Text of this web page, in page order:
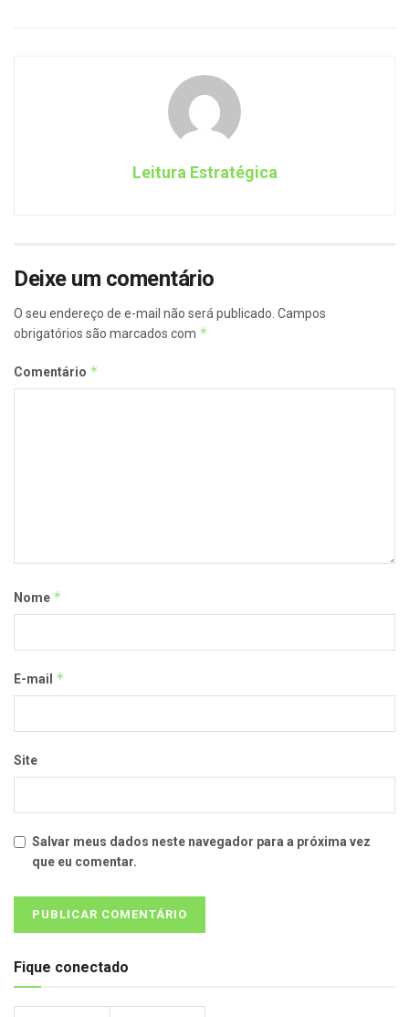
Leitura Estratégica
Deixe um comentário
O seu endereço de e-mail não será publicado. Campos
obrigatórios são marcados com *
Comentário *
Nome *
E-mail *
Site
Salvar meus dados neste navegador para a próxima vez
que eu comentar.
Fique conectado